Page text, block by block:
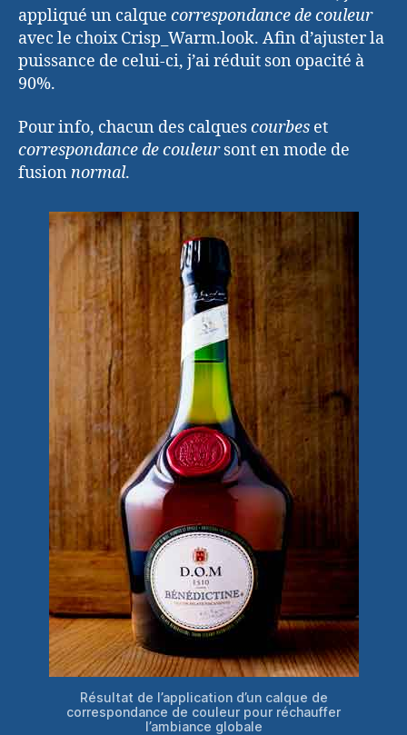
appliqué un calque correspondance de couleur
avec le choix Crisp_Warm.look. Afin d’ajuster la
puissance de celui-ci, j’ai réduit son opacité à
90%.
Pour info, chacun des calquescourbes et
correspondance de couleursont en mode de
fusion normal.
Résultat de l’application d’un calque de
correspondance de couleur pour réchauffer
l’ambiance globale